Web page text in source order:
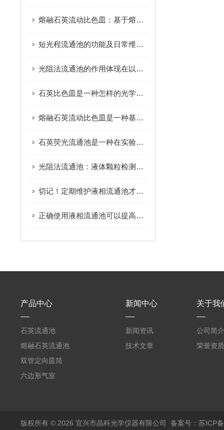
熔融石英流动比色皿：基于熔融石英材料制成的高精度光学器件
短光程流通池的功能及日常维护一起了解下
光阻法流通池的作用体现在以下几个方面
石英比色皿是一种怎样的光学器件呢
熔融石英流动比色皿是一种基于熔融石英材料制成的光学器件
石英荧光流通池是一种在实验室中广泛使用的高精度环境仪器
光阻法流通池：液体颗粒检测的核心光学单元
切记！定期维护液相流通池才能保证检测结果的准确性
正确使用液相流通池可以提高实验效率和结果的可靠性
产品中心
石英流通池
熔融石英流通池
双管定向皿筒
六边形气室
新闻中心
新闻资讯
技术文章
关于我
公司简介
荣誉资质
版权所有 © 2026 宜兴市晶科光学仪器有限公司 备案号：苏ICP